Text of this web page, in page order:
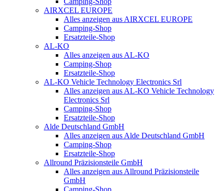
AIRXCEL EUROPE
Alles anzeigen aus AIRXCEL EUROPE
Camping-Shop
Ersatzteile-Shop
AL-KO
Alles anzeigen aus AL-KO
Camping-Shop
Ersatzteile-Shop
AL-KO Vehicle Technology Electronics Srl
Alles anzeigen aus AL-KO Vehicle Technology
Electronics Srl
Camping-Shop
Ersatzteile-Shop
Alde Deutschland GmbH
Alles anzeigen aus Alde Deutschland GmbH
Camping-Shop
Ersatzteile-Shop
Allround Präzisionsteile GmbH
Alles anzeigen aus Allround Präzisionsteile
GmbH
Camping-Shop